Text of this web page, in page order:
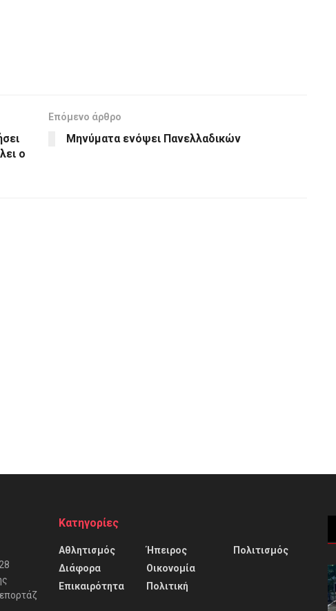
ο
Επόμενο άρθρο
Mηνύματα ενόψει Πανελλαδικών
Κατηγορίες
Αθλητισμός
Διάφορα
Επικαιρότητα
Ήπειρος
Οικονομία
Πολιτική
Πολιτισμός